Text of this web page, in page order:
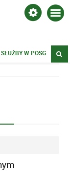
W POSG